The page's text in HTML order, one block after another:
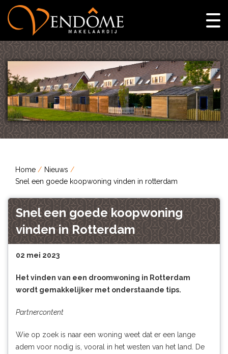
Home
Nieuws
Snel een goede koopwoning vinden in rotterdam
Snel een goede koopwoning
vinden in Rotterdam
02 mei 2023
Het vinden van een droomwoning in Rotterdam
wordt gemakkelijker met onderstaande tips.
Partnercontent
Wie op zoek is naar een woning weet dat er een lange
adem voor nodig is, vooral in het westen van het land. De